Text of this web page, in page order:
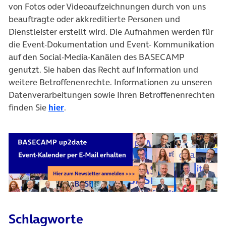
von Fotos oder Videoaufzeichnungen durch von uns
beauftragte oder akkreditierte Personen und
Dienstleister erstellt wird. Die Aufnahmen werden für
die Event-Dokumentation und Event- Kommunikation
auf den Social-Media-Kanälen des BASECAMP
genutzt. Sie haben das Recht auf Information und
weitere Betroffenenrechte. Informationen zu unseren
Datenverarbeitungen sowie Ihren Betroffenenrechten
finden Sie hier.
Schlagworte